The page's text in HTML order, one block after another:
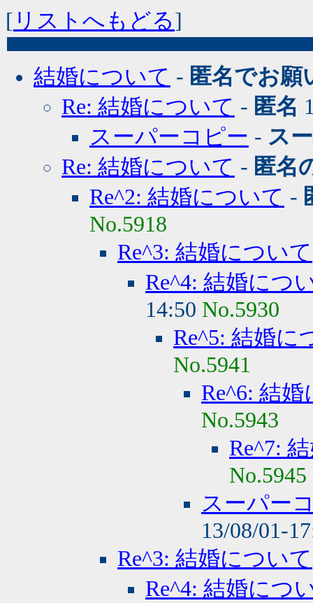
[ リストへもどる]
結婚について - 匿名でお願
Re: 結婚について - 匿名
スーパーコピー - ス
Re: 結婚について - 匿名
Re^2: 結婚について -
No.5918
Re^3: 結婚について
Re^4: 結婚につ
14:50 No.5930
Re^5: 結婚に
No.5941
Re^6: 結
No.5943
Re^7:
No.5945
スーパー
13/08/01-
Re^3: 結婚について
Re^4: 結婚につ